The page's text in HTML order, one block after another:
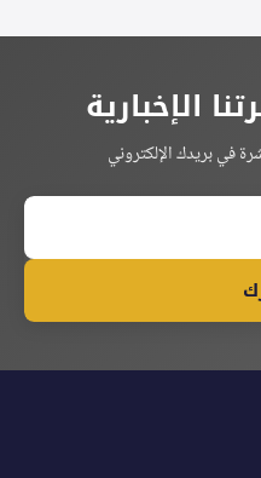
الإخبارية
في بريدك الإلكتروني